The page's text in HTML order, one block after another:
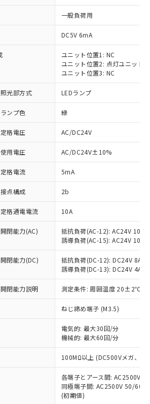
一般負荷用
DC5V 6mA
ユニット位置1: NC
ユニット位置2: 点灯ユニット
ユニット位置3: NC
照光部方式 LEDランプ
ランプ色 緑
定格電圧 AC/DC24V
使用電圧 AC/DC24V±10%
定格電流 5mA
接点構成 2b
定格通電電流 10A
開閉能力(AC)
抵抗負荷(AC-12): AC24V 10A/
誘導負荷(AC-15): AC24V
開閉能力(DC)
抵抗負荷(DC-12): DC24V 8A/
誘導負荷(DC-13): DC24V 4A/
開閉能力説明 測定条件: 周囲温度 20±2℃、
ねじ締め端子 (M3.5)
電気的: 最大30回/分
機械的: 最大60回/分
100MΩ以上 (DC500Vメガ、点
各端子とアース間: AC2500V
同極端子間: AC2500V 50/
(初期値)
条件
をお読みいただき、同意のうえ
さい。
ビスは、当社制御機器事業取扱
当社在庫状況および標準価格
)を提供させていただくもので
御機器事業取扱商品の中には、
ビスの対象外となる商品もある
ご了承ください。
況および標準価格照会結果は、
ている更新日時点での社内デー
づき作成されるものであり、閲
た時点での実際の在庫および標
とは異なる場合があることをご
況
：EU RoHS指令（10物質）の
応した製品が提供可能な商品で
EU RoHS指令（10物質）の非含
た製品に切り替える予定のある
し：EU RoHS指令（10物質）の
対応の商品で、対応品を出す予
せん。
中：EU RoHS指令（10物質）の
応状況を調査中または確認中の
ライセンス料など無形物で、有
関係のない商品です。
事情により、非含有部品として
含有品と判明した場合などや
更することがあります。
1000ppm以下、ポリ臭化ビフェニル
以下、ポリ臭化ジフェニルエーテル類
均質材料含有率が中国RoHSの
あることを示します。
均質材料含有率が中国RoHSの
ていることを示します。
確認です。当社販売部門へお問
物質の基準値 (GB/T26572)：
、 Hg(水銀) : 1000ppm、 Cd(カドミウ
ム) : 1000ppm、 PBBs(ポリ臭化ビフェ
、これら貴社製品のうち、外国
よび外国貿易法に定める商品
｢規制貨物等」という）を輸出
国外への提供する場合は、日本
の輸出許可(または役務取引許
取得するなどの必要な手続きを